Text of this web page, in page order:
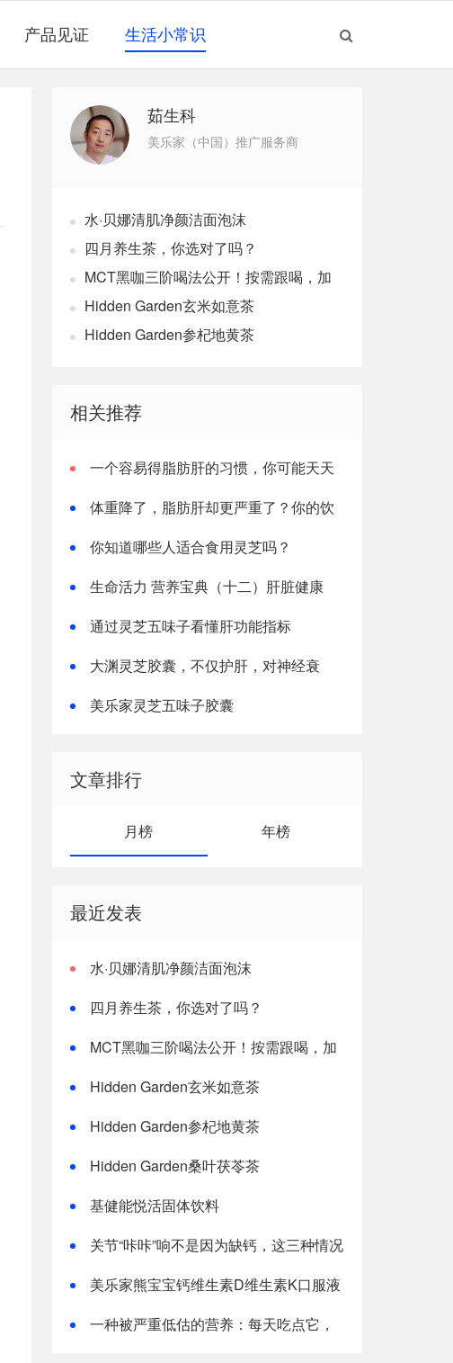
产品见证 生活小常识
茹生科
美乐家（中国）推广服务商
水·贝娜清肌净颜洁面泡沫
四月养生茶，你选对了吗？
MCT黑咖三阶喝法公开！按需跟喝，加
速燃体
Hidden Garden玄米如意茶
Hidden Garden参杞地黄茶
相关推荐
一个容易得脂肪肝的习惯，你可能天天
体重降了，脂肪肝却更严重了？你的饮
你知道哪些人适合食用灵芝吗？
生命活力 营养宝典（十二）肝脏健康
通过灵芝五味子看懂肝功能指标
大渊灵芝胶囊，不仅护肝，对神经衰
美乐家灵芝五味子胶囊
文章排行
月榜 年榜
最近发表
水·贝娜清肌净颜洁面泡沫
四月养生茶，你选对了吗？
MCT黑咖三阶喝法公开！按需跟喝，加
Hidden Garden玄米如意茶
Hidden Garden参杞地黄茶
Hidden Garden桑叶茯苓茶
基健能悦活固体饮料
关节“咔咔”响不是因为缺钙，这三种情况
美乐家熊宝宝钙维生素D维生素K口服液
一种被严重低估的营养：每天吃点它，